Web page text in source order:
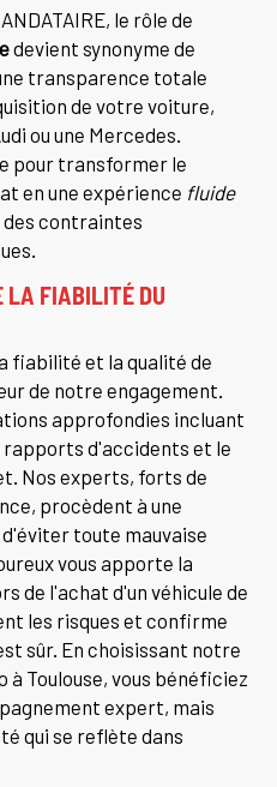
le rôle de
devient synonyme de
transparence totale
de votre voiture,
ou une Mercedes.
pour transformer le
en une expérience fluide
contraintes
LA FIABILITÉ DU
fiabilité et la qualité de
de notre engagement.
approfondies incluant
d'accidents et le
Nos experts, forts de
procèdent à une
toute mauvaise
vous apporte la
de l'achat d'un véhicule de
les risques et confirme
sûr. En choisissant notre
Toulouse, vous bénéficiez
expert, mais
qui se reflète dans